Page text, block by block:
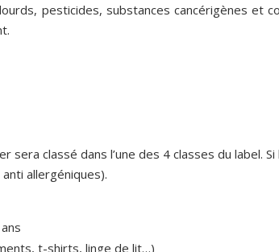
pesticides, substances cancérigènes et
classé dans l’une des 4 classes du label.
allergéniques).
t-shirts, linge de lit…)